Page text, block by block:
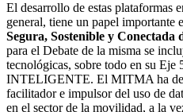
El desarrollo de estas plataformas
general, tiene un papel importante
Segura, Sostenible y
para el Debate de la misma se
tecnológicas, sobre todo en su
INTELIGENTE. El MITMA ha
facilitador e impulsor del uso de
en el sector de la movilidad, a la